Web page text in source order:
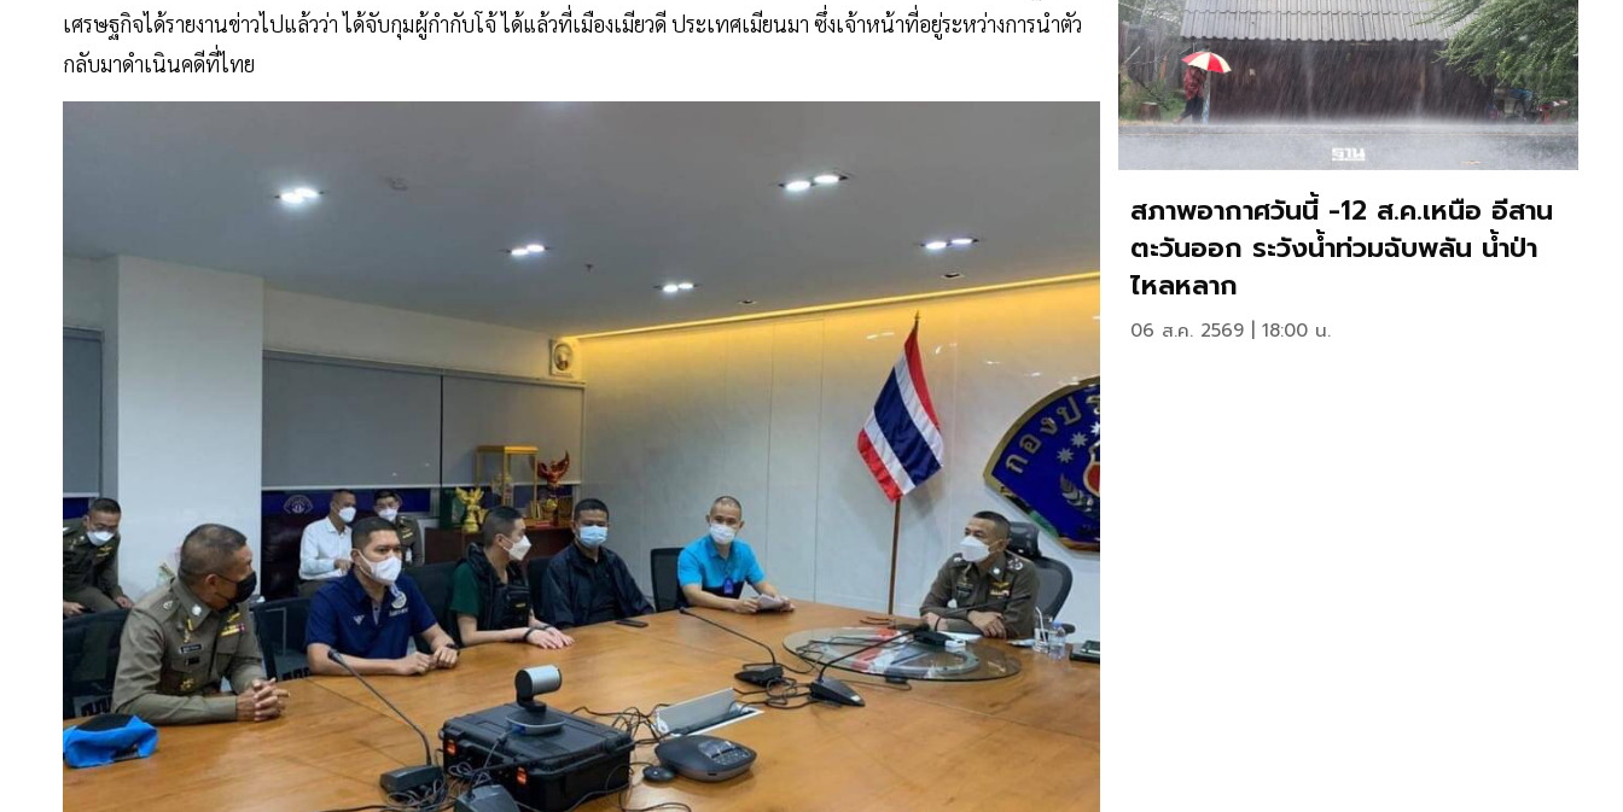
เศรษฐกิจได้รายงานข่าวไปแล้วว่า ได้จับกุมผู้กำกับโจ้ ได้แล้วที่เมืองเมียวดี ประเทศเมียนมา ซึ่งเจ้าหน้าที่อยู่ระหว่างการนำตัว
กลับมาดำเนินคดีที่ไทย
สภาพอากาศวันนี้ -12 ส.ค.เหนือ อีสาน
ตะวันออก ระวังน้ำท่วมฉับพลัน น้ำป่า
ไหลหลาก
06 ส.ค. 2569 | 18:00 น.